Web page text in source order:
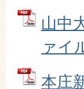
山中
ァイ
本庄